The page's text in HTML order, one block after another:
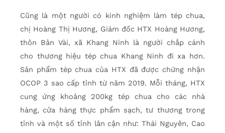
Cũng là một người có kinh nghiệm làm tép chua,
chị Hoàng Thị Hương, Giám đốc HTX Hoàng Hương,
thôn Bản Vài, xã Khang Ninh là người chắp cánh
cho thương hiệu tép chua Khang Ninh đi xa hơn.
Sản phẩm tép chua của HTX đã được chứng nhận
OCOP 3 sao cấp tỉnh từ năm 2019. Mỗi tháng, HTX
cung ứng khoảng 200kg tép chua cho các nhà
hàng, cửa hàng thực phẩm sạch, tư thương trong
tỉnh và một số tỉnh lân cận như: Thái Nguyên, Cao